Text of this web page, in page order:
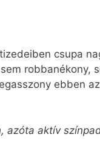
csupa
robbanékony,
ebben
azóta aktív